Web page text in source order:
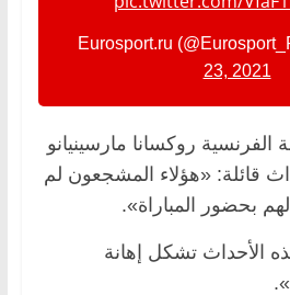
23, 2021
روكسانا مارسينيانو
قائلة: «هؤلاء المشجعون لم
بحضور المباراة».
الأحداث تشكل إهانة